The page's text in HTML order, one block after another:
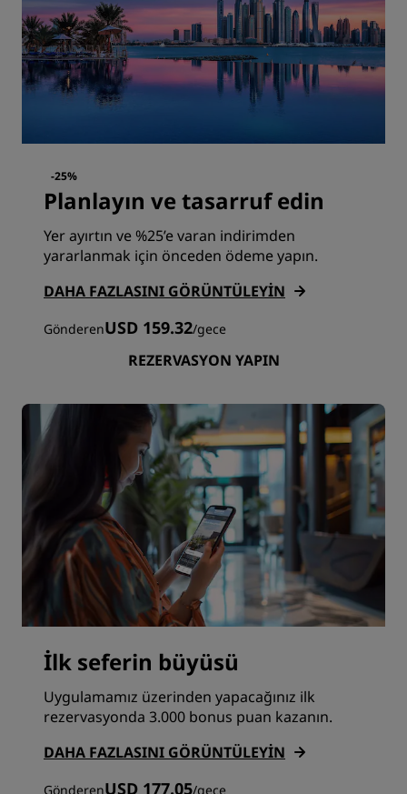
-25%
Planlayın ve tasarruf edin
Yer ayırtın ve %25’e varan indirimden
yararlanmak için önceden ödeme yapın.
DAHA FAZLASINI GÖRÜNTÜLEYIN
GönderenUSD 159.32/gece
REZERVASYON YAPIN
İlk seferin büyüsü
Uygulamamız üzerinden yapacağınız ilk
rezervasyonda 3.000 bonus puan kazanın.
DAHA FAZLASINI GÖRÜNTÜLEYIN
GönderenUSD 177.05/gece